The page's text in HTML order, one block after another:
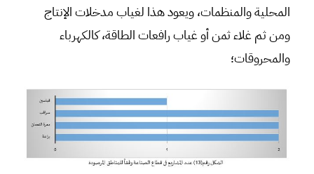
المحلية والمنظمات، ويعود هذا لغياب مدخلات الإنتاج
ومن ثم غلاء ثمن أو غياب رافعات الطاقة، كالكهرباء
والمحروقات؛